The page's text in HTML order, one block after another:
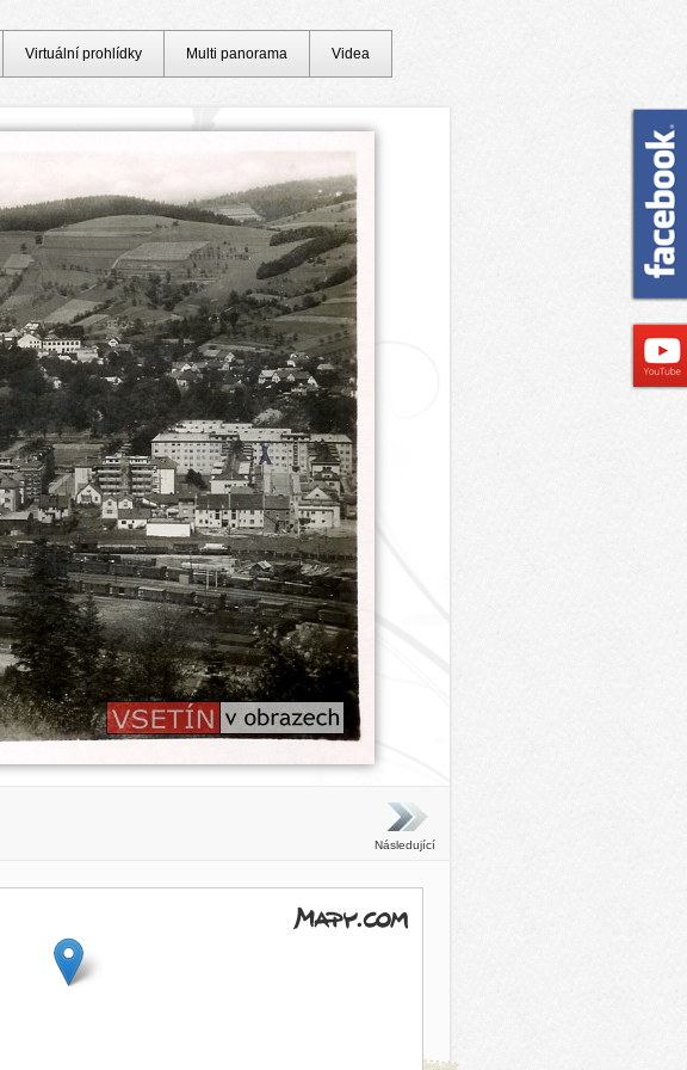
Následující
Virtuální prohlídky Multi panorama Videa